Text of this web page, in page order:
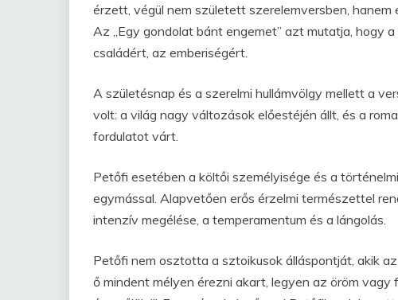
érzett, végül nem született szerelemversben,
Az „Egy gondolat bánt engemet” azt mutatja, hogy
családért, az emberiségért.
A születésnap és a szerelmi hullámvölgy mellett a
volt: a világ nagy változások előestéjén állt, és a
fordulatot várt.
Petőfi esetében a költői személyisége és a
egymással. Alapvetően erős érzelmi természettel
intenzív megélése, a temperamentum és a lángolás.
Petőfi nem osztotta a sztoikusok álláspontját, akik
ő mindent mélyen érezni akart, legyen az öröm